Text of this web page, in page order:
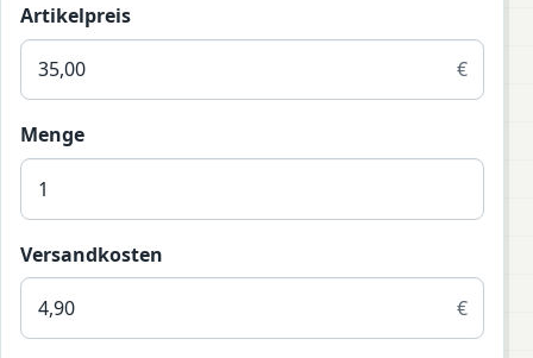
Artikelpreis
€
Menge
Versandkosten
€